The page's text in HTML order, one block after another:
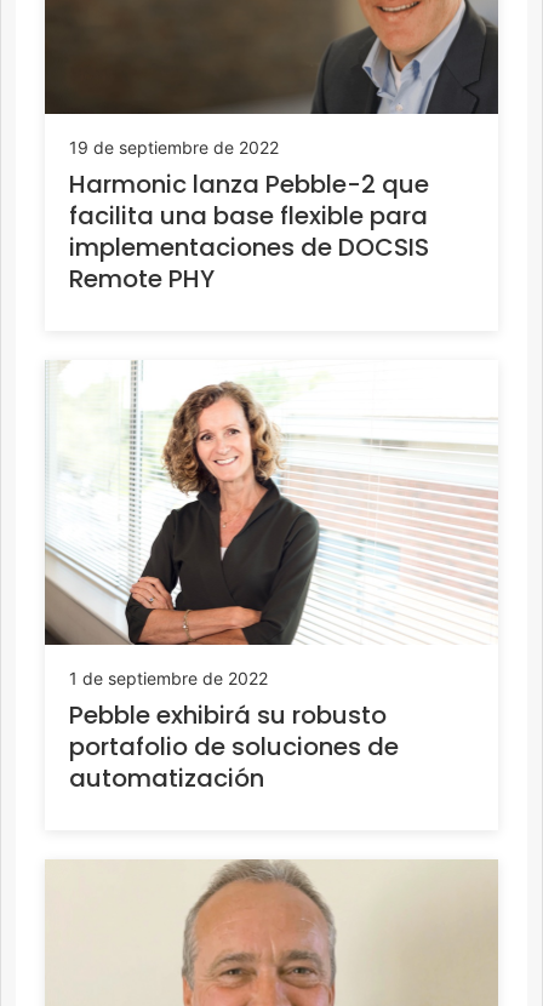
19 de septiembre de 2022
Harmonic lanza Pebble-2 que
facilita una base flexible para
implementaciones de DOCSIS
Remote PHY
1 de septiembre de 2022
Pebble exhibirá su robusto
portafolio de soluciones de
automatización